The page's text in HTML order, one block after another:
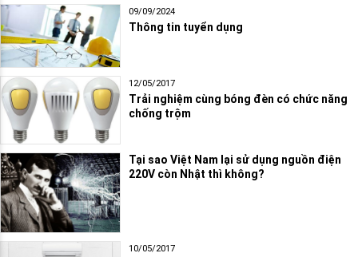
09/09/2024
Thông tin tuyển dụng
12/05/2017
Trải nghiệm cùng bóng đèn có chức năng
chống trộm
Tại sao Việt Nam lại sử dụng nguồn điện
220V còn Nhật thì không?
10/05/2017